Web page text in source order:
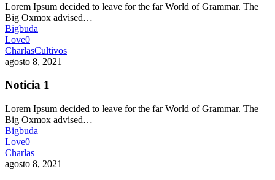
Lorem Ipsum decided to leave for the far World of Grammar. The
Big Oxmox advised…
Bigbuda
Love0
CharlasCultivos
agosto 8, 2021
Noticia 1
Lorem Ipsum decided to leave for the far World of Grammar. The
Big Oxmox advised…
Bigbuda
Love0
Charlas
agosto 8, 2021